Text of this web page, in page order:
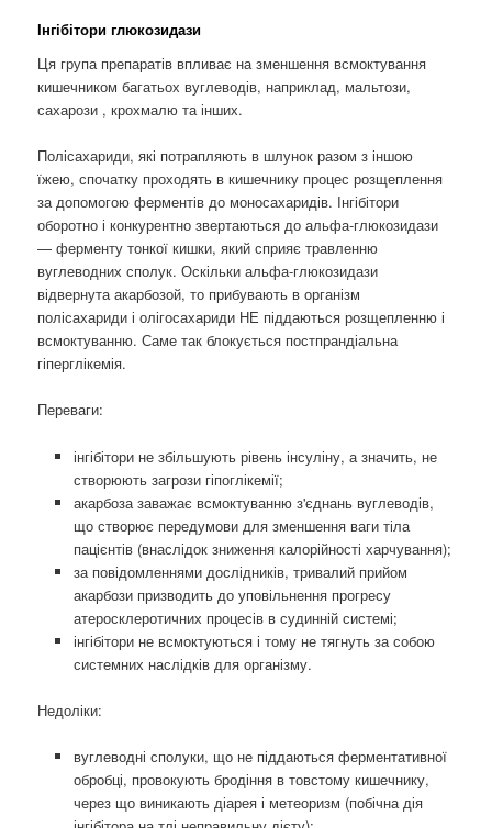
Інгібітори глюкозидази
Ця група препаратів впливає на зменшення всмоктування
кишечником багатьох вуглеводів, наприклад, мальтози,
сахарози , крохмалю та інших.
Полісахариди, які потрапляють в шлунок разом з іншою
їжею, спочатку проходять в кишечнику процес розщеплення
за допомогою ферментів до моносахаридів. Інгібітори
оборотно і конкурентно звертаються до альфа-глюкозидази
— ферменту тонкої кишки, який сприяє травленню
вуглеводних сполук. Оскільки альфа-глюкозидази
відвернута акарбозой, то прибувають в організм
полісахариди і олігосахариди НЕ піддаються розщепленню і
всмоктуванню. Саме так блокується постпрандіальна
гіперглікемія.
Переваги: ​​
інгібітори не збільшують рівень інсуліну, а значить, не
створюють загрози гіпоглікемії;
акарбоза заважає всмоктуванню з'єднань вуглеводів,
що створює передумови для зменшення ваги тіла
пацієнтів (внаслідок зниження калорійності харчування);
за повідомленнями дослідників, тривалий прийом
акарбози призводить до уповільнення прогресу
атеросклеротичних процесів в судинній системі;
інгібітори не всмоктуються і тому не тягнуть за собою
системних наслідків для організму.
Недоліки:
вуглеводні сполуки, що не піддаються ферментативної
обробці, провокують бродіння в товстому кишечнику,
через що виникають діарея і метеоризм (побічна дія